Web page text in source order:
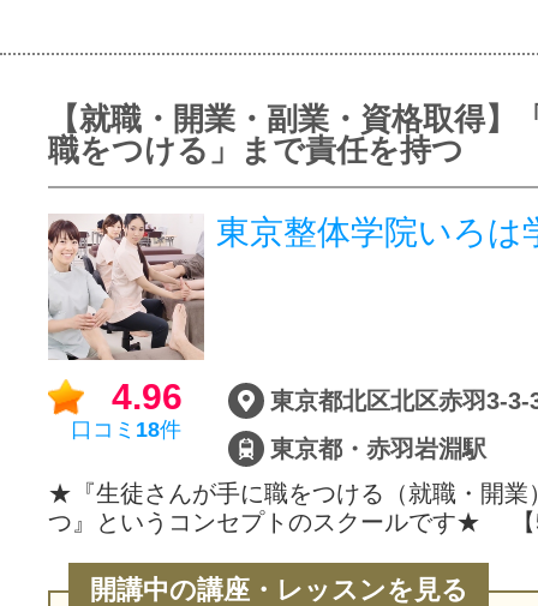
【就職・開業・副業・資格取得】
職をつける」まで責任を持つ
東京整体学院いろは
4.96
口コミ 18件
東京都北区北区赤羽3-3-
東京都・赤羽岩淵駅
★『生徒さんが手に職をつける（就職・開業
つ』というコンセプトのスクールです★
開講中の講座・レッスンを見る